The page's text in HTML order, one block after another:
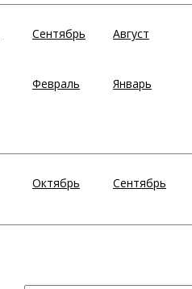
Сентябрь Август
Февраль Январь
Октябрь Сентябрь